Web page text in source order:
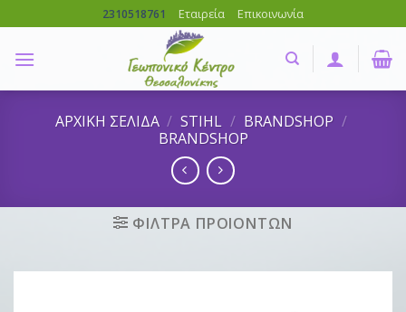
to
content
2310518761 Εταιρεία Επικοινωνία
ΑΡΧΙΚΗ ΣΕΛΙΔΑ / STIHL / BRANDSHOP /
BRANDSHOP
ΦΙΛΤΡΑ ΠΡΟΙΟΝΤΩΝ